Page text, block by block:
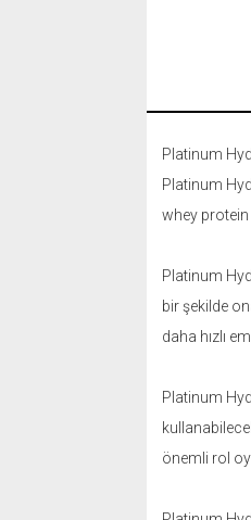
Platinum
Platinum
whey protein
Platinum
bir şekilde
daha hızlı
Platinum
önemli rol